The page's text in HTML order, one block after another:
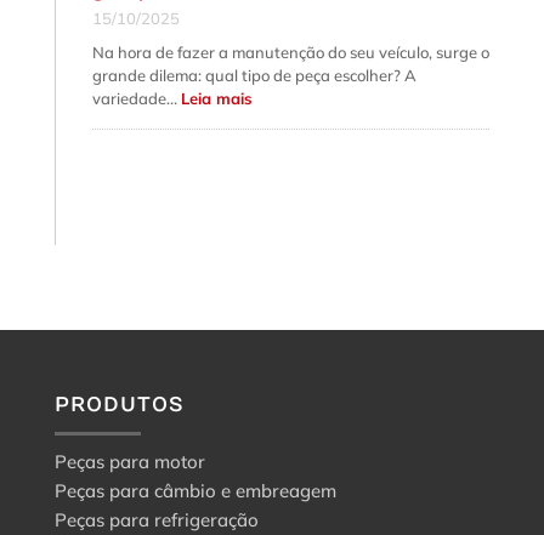
15/10/2025
Na hora de fazer a manutenção do seu veículo, surge o
grande dilema: qual tipo de peça escolher? A
variedade… Leia mais:
Peça
genuína,
PRODUTOS
Peças para motor
Peças para câmbio e embreagem
Peças para refrigeração